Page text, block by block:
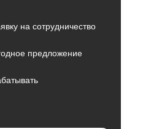
на сотрудничество
предложение